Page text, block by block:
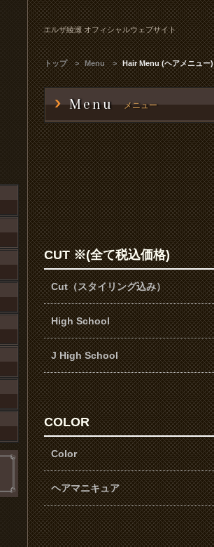
エルザ綾瀬 オフィシャルウェブサイト
トップ Menu Hair Menu (ヘアメニュー)
Menu メニュー
CUT ※(全て税込価格)
Cut（スタイリング込み）
High School
J High School
COLOR
Color
ヘアマニキュア